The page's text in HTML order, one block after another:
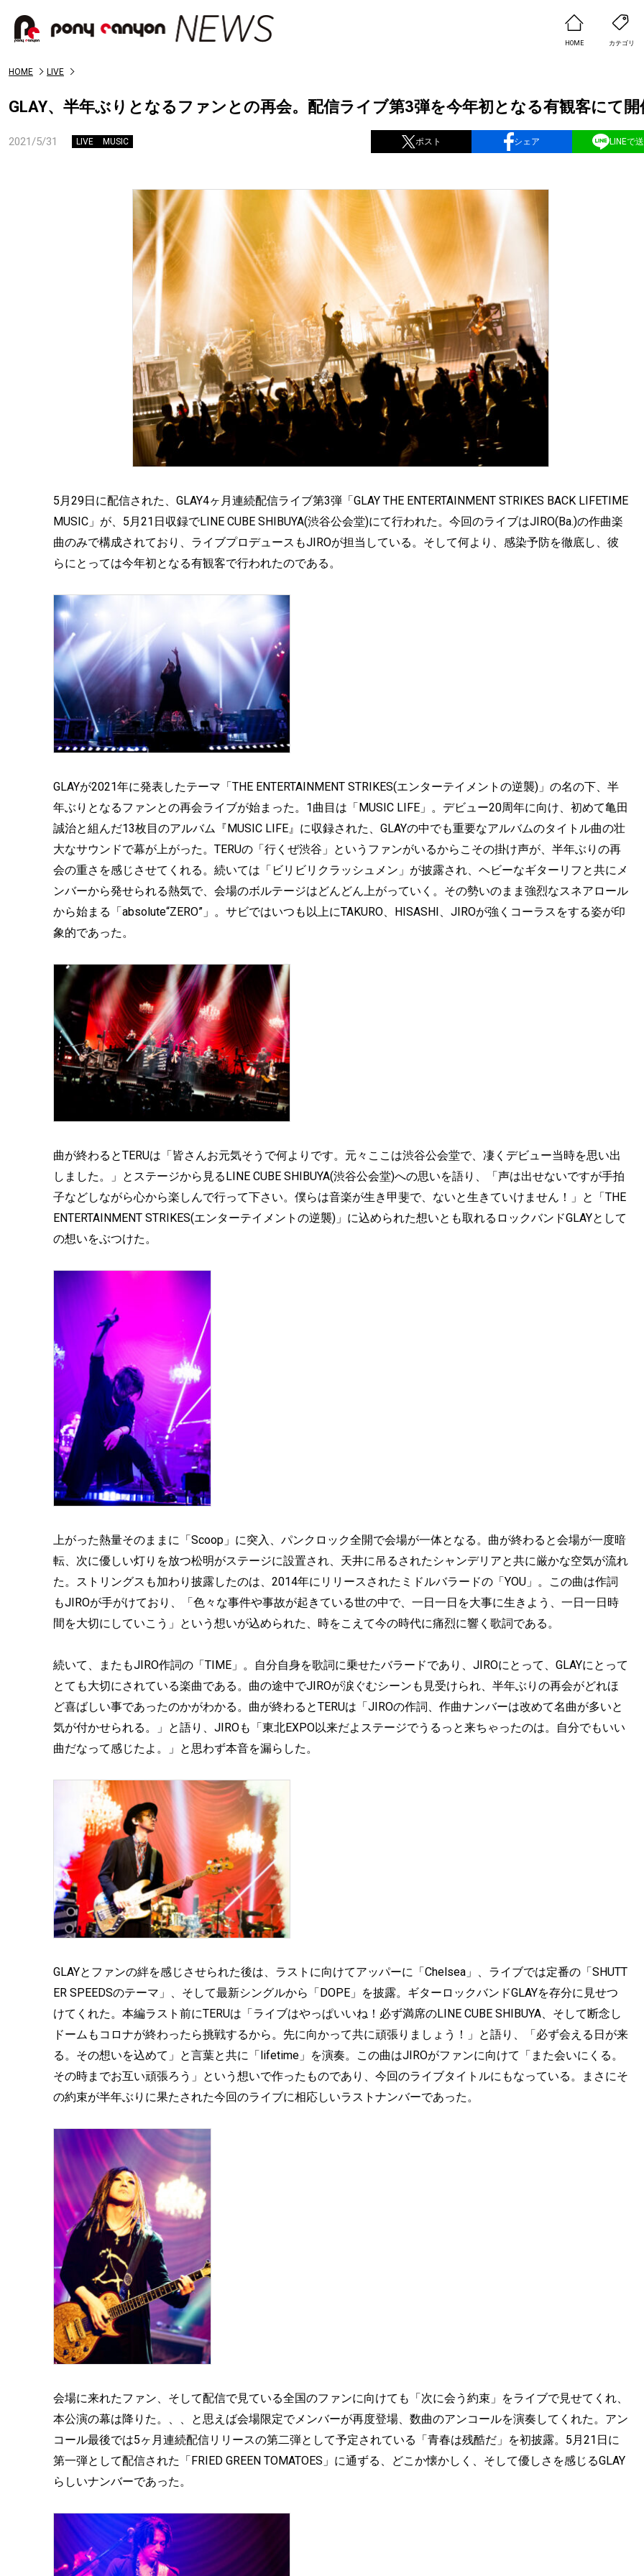
HOME カテゴリ
HOME LIVE
GLAY、半年ぶりとなるファンとの再会。配信ライブ第3弾を今年初となる有観客にて開
2021/5/31 LIVE MUSIC ポスト シェア LINEで
5月29日に配信された、GLAY4ヶ月連続配信ライブ第3弾「GLAY THE ENTERTAINMENT STRIKES BACK LIFETIME
MUSIC」が、5月21日収録でLINE CUBE SHIBUYA(渋谷公会堂)にて行われた。今回のライブはJIRO(Ba.)の作曲楽
曲のみで構成されており、ライブプロデュースもJIROが担当している。そして何より、感染予防を徹底し、彼
らにとっては今年初となる有観客で行われたのである。
GLAYが2021年に発表したテーマ「THE ENTERTAINMENT STRIKES(エンターテイメントの逆襲)」の名の下、半
年ぶりとなるファンとの再会ライブが始まった。1曲目は「MUSIC LIFE」。デビュー20周年に向け、初めて亀田
誠治と組んだ13枚目のアルバム『MUSIC LIFE』に収録された、GLAYの中でも重要なアルバムのタイトル曲の壮
大なサウンドで幕が上がった。TERUの「行くぜ渋谷」というファンがいるからこその掛け声が、半年ぶりの再
会の重さを感じさせてくれる。続いては「ビリビリクラッシュメン」が披露され、ヘビーなギターリフと共にメ
ンバーから発せられる熱気で、会場のボルテージはどんどん上がっていく。その勢いのまま強烈なスネアロール
から始まる「absolute“ZERO”」。サビではいつも以上にTAKURO、HISASHI、JIROが強くコーラスをする姿が印
象的であった。
曲が終わるとTERUは「皆さんお元気そうで何よりです。元々ここは渋谷公会堂で、凄くデビュー当時を思い出
しました。」とステージから見るLINE CUBE SHIBUYA(渋谷公会堂)への思いを語り、「声は出せないですが手拍
子などしながら心から楽しんで行って下さい。僕らは音楽が生き甲斐で、ないと生きていけません！」と「THE
ENTERTAINMENT STRIKES(エンターテイメントの逆襲)」に込められた想いとも取れるロックバンドGLAYとして
の想いをぶつけた。
上がった熱量そのままに「Scoop」に突入、パンクロック全開で会場が一体となる。曲が終わると会場が一度暗
転、次に優しい灯りを放つ松明がステージに設置され、天井に吊るされたシャンデリアと共に厳かな空気が流れ
た。ストリングスも加わり披露したのは、2014年にリリースされたミドルバラードの「YOU」。この曲は作詞
もJIROが手がけており、「色々な事件や事故が起きている世の中で、一日一日を大事に生きよう、一日一日時
間を大切にしていこう」という想いが込められた、時をこえて今の時代に痛烈に響く歌詞である。
続いて、またもJIRO作詞の「TIME」。自分自身を歌詞に乗せたバラードであり、JIROにとって、GLAYにとって
とても大切にされている楽曲である。曲の途中でJIROが涙ぐむシーンも見受けられ、半年ぶりの再会がどれほ
ど喜ばしい事であったのかがわかる。曲が終わるとTERUは「JIROの作詞、作曲ナンバーは改めて名曲が多いと
気が付かせられる。」と語り、JIROも「東北EXPO以来だよステージでうるっと来ちゃったのは。自分でもいい
曲だなって感じたよ。」と思わず本音を漏らした。
GLAYとファンの絆を感じさせられた後は、ラストに向けてアッパーに「Chelsea」、ライブでは定番の「SHUTT
ER SPEEDSのテーマ」、そして最新シングルから「DOPE」を披露。ギターロックバンドGLAYを存分に見せつ
けてくれた。本編ラスト前にTERUは「ライブはやっぱいいね！必ず満席のLINE CUBE SHIBUYA、そして断念し
ドームもコロナが終わったら挑戦するから。先に向かって共に頑張りましょう！」と語り、「必ず会える日が来
る。その想いを込めて」と言葉と共に「lifetime」を演奏。この曲はJIROがファンに向けて「また会いにくる。
その時までお互い頑張ろう」という想いで作ったものであり、今回のライブタイトルにもなっている。まさにそ
の約束が半年ぶりに果たされた今回のライブに相応しいラストナンバーであった。
会場に来れたファン、そして配信で見ている全国のファンに向けても「次に会う約束」をライブで見せてくれ、
本公演の幕は降りた。、、と思えば会場限定でメンバーが再度登場、数曲のアンコールを演奏してくれた。アン
コール最後では5ヶ月連続配信リリースの第二弾として予定されている「青春は残酷だ」を初披露。5月21日に
第一弾として配信された「FRIED GREEN TOMATOES」に通ずる、どこか懐かしく、そして優しさを感じるGLAY
らしいナンバーであった。